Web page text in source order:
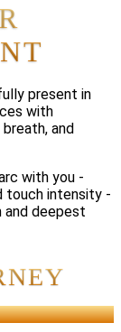
present in
with
and
with you -
touch intensity -
and deepest